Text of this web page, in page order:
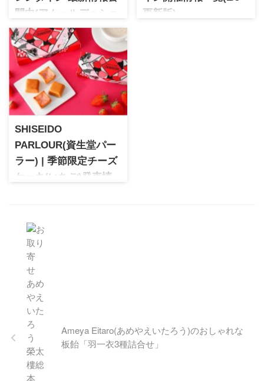
開中(アムールデュショ
コラ) 12月17日更新版
アムール・デュ・ショコラ
2025 | 高島屋主催の日本最大
中のショコラの祭典
更新版)
SHISEIDO
PARLOUR(資生堂パー
ラー) | 季節限定チーズ
ケーキ(いちご)発売情
あるチーズケーキが冬仕様の
いちごVer.になって登場！今年
のパッケージもかわいいです
Ameya Eitaro(あめやえいたろう)のおしゃれな
板飴「羽一衣3種詰合せ」